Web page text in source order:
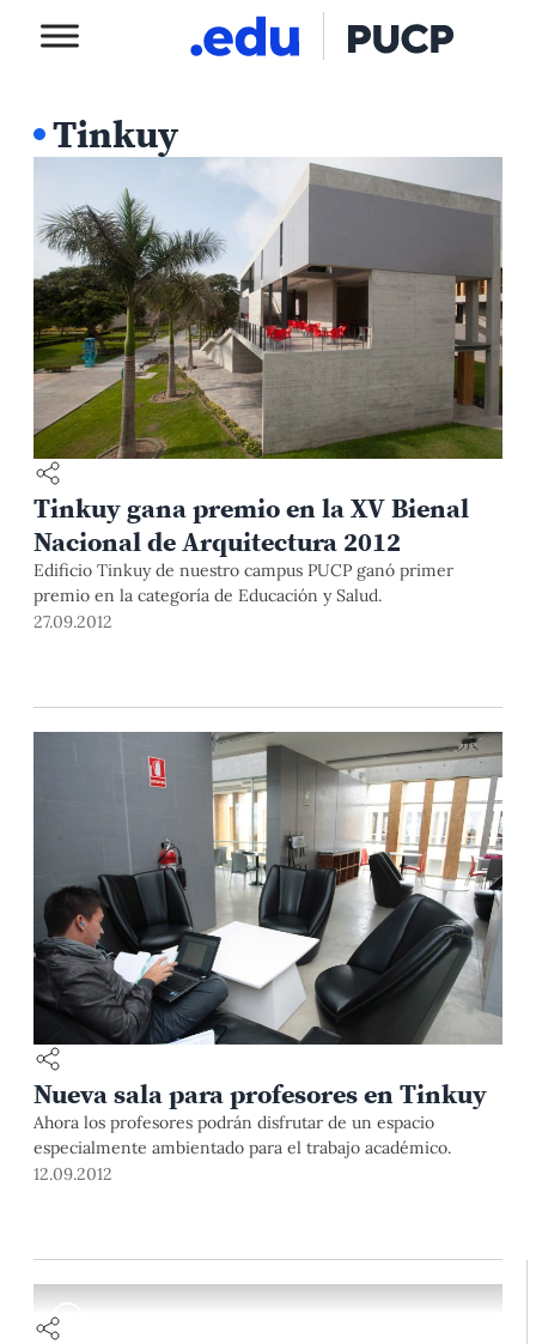
Tinkuy
Tinkuy gana premio en la XV Bienal
Nacional de Arquitectura 2012
Edificio Tinkuy de nuestro campus PUCP ganó primer
premio en la categoría de Educación y Salud.
27.09.2012
Nueva sala para profesores en Tinkuy
Ahora los profesores podrán disfrutar de un espacio
especialmente ambientado para el trabajo académico.
12.09.2012